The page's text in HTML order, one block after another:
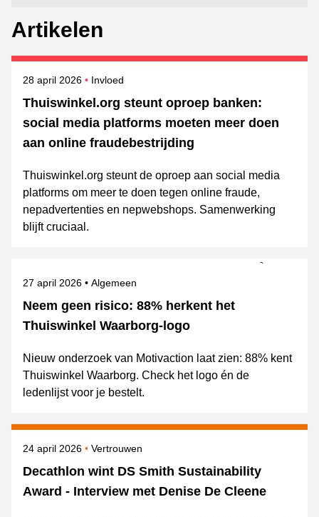
Artikelen
Thuiswinkel.org steunt oproep banken:
social media platforms moeten meer doen
aan online fraudebestrijding
Gepubliceerd op
28 april 2026 Onderwerpen
Invloed
Thuiswinkel.org steunt de oproep aan social media
platforms om meer te doen tegen online fraude,
nepadvertenties en nepwebshops. Samenwerking
blijft cruciaal.
Neem geen risico: 88% herkent het
Thuiswinkel Waarborg-logo
Gepubliceerd op
27 april 2026 Onderwerpen
Algemeen
Nieuw onderzoek van Motivaction laat zien: 88% kent
Thuiswinkel Waarborg. Check het logo én de
ledenlijst voor je bestelt.
Decathlon wint DS Smith Sustainability
Award - Interview met Denise De Cleene
Gepubliceerd op
24 april 2026 Onderwerpen
Vertrouwen